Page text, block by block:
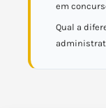
em
Qual a